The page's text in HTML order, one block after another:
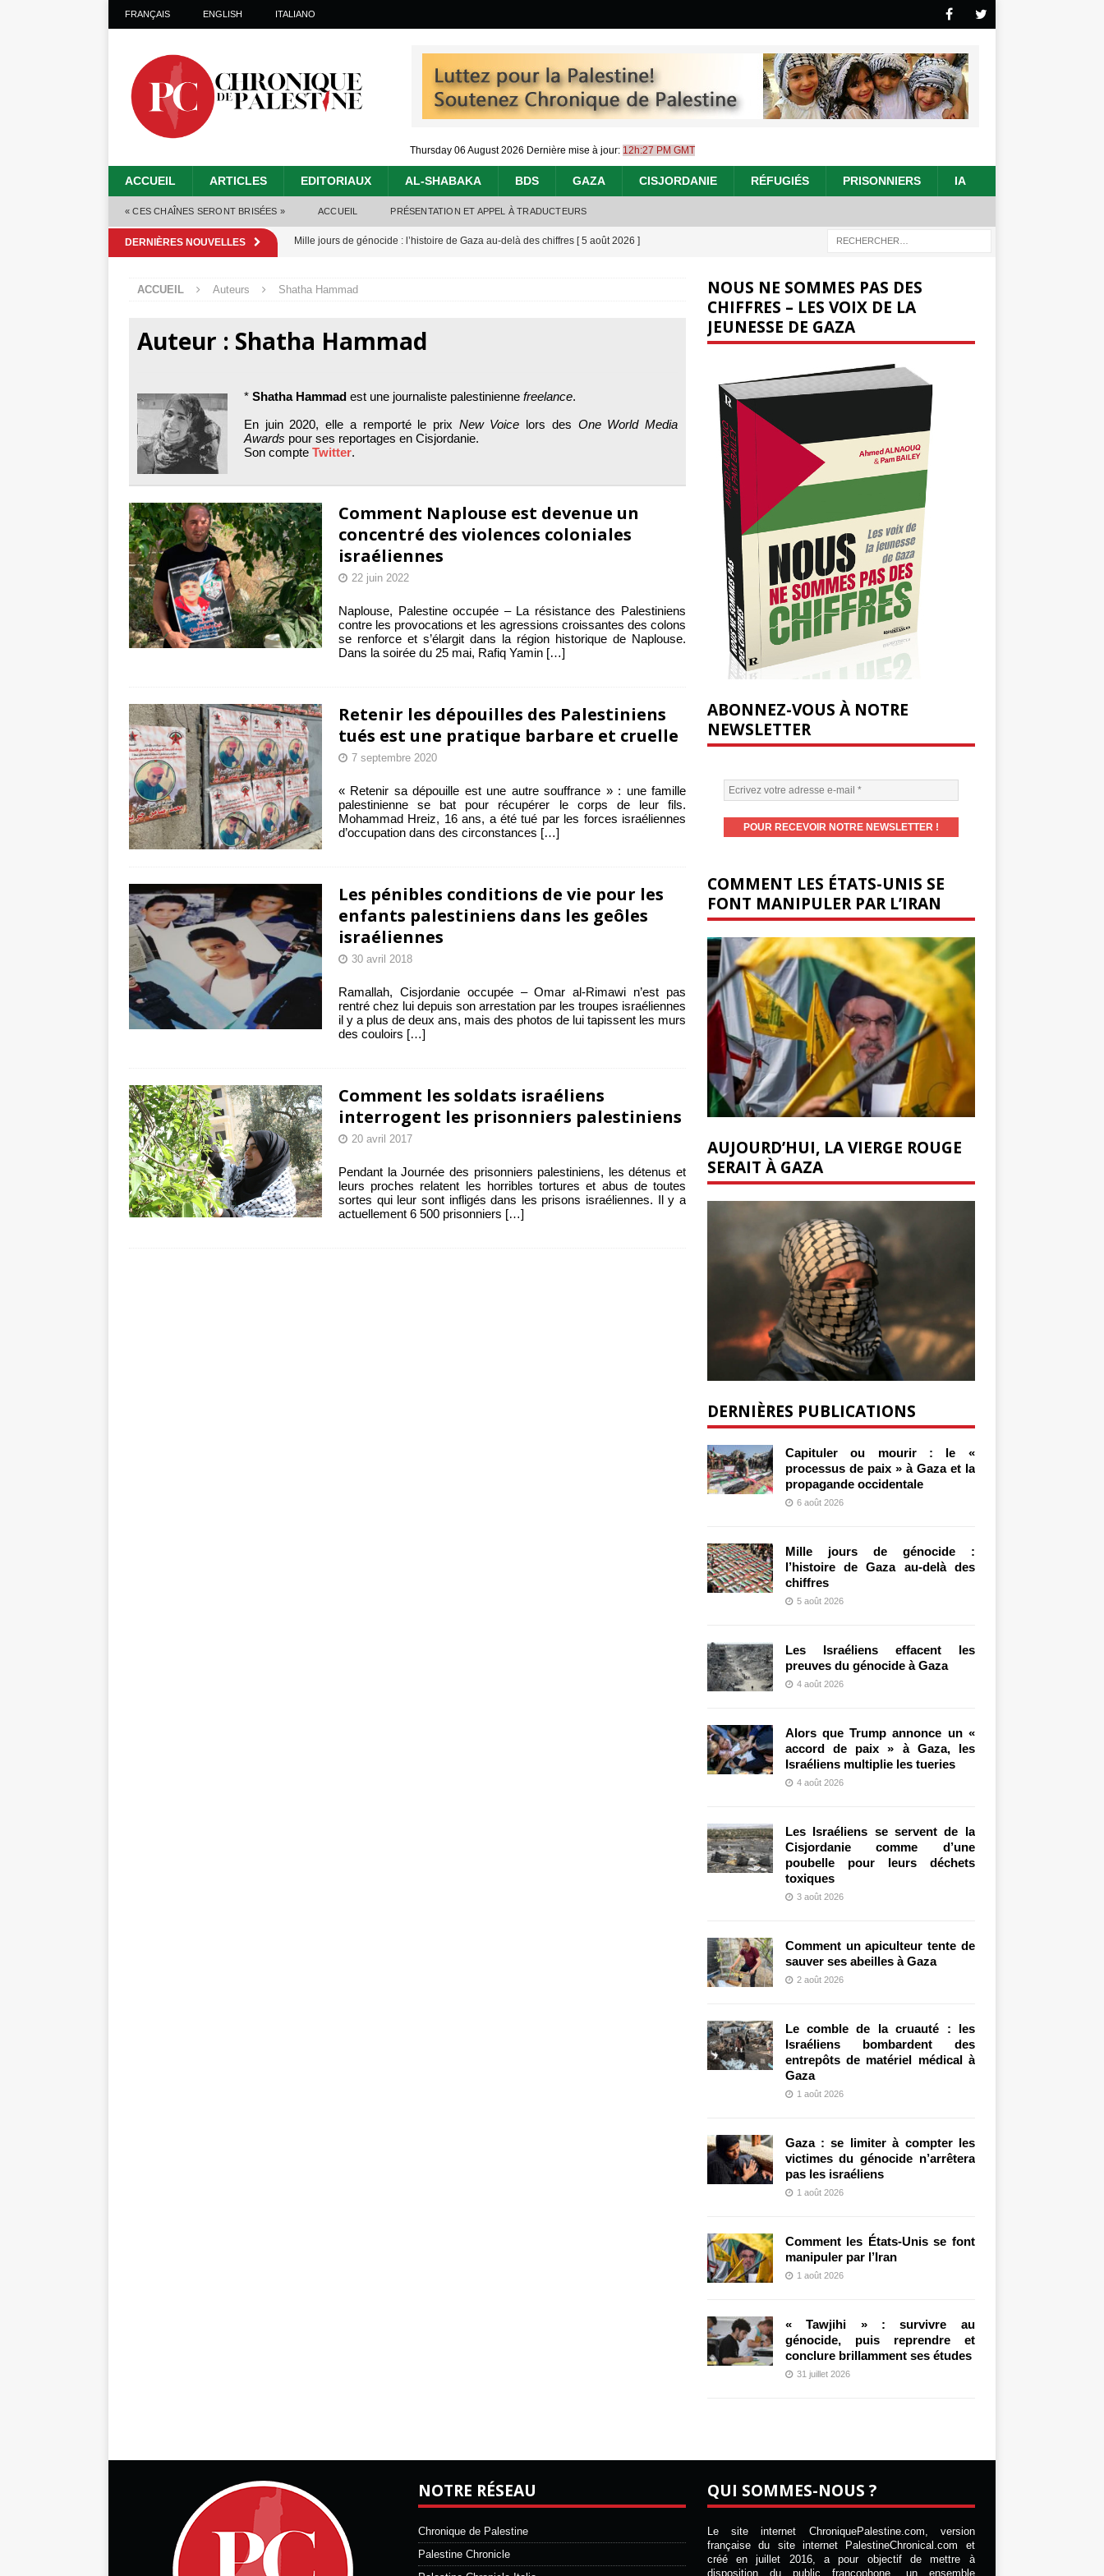
FRANÇAIS ENGLISH ITALIANO
Thursday 06 August 2026 Dernière mise à jour: 12h:27 PM GMT
ACCUEIL ARTICLES EDITORIAUX AL-SHABAKA BDS GAZA CISJORDANIE RÉFUGIÉS PRISONNIERS IA
« CES CHAÎNES SERONT BRISÉES » ACCUEIL PRÉSENTATION ET APPEL À TRADUCTEURS
DERNIÈRES NOUVELLES Mille jours de génocide : l’histoire de Gaza au-delà des chiffres [ 5 août 2026 ]
Alors que Trump annonce un « accord de paix » à Gaza, les Israéliens multiplie les
Les Israéliens se servent de la Cisjordanie comme d’une poubelle pour leurs déchets
6 août 2026 ]
ACCUEIL Auteurs Shatha Hammad
Auteur : Shatha Hammad
* Shatha Hammad est une journaliste palestinienne freelance.
En juin 2020, elle a remporté le prix New Voice lors des One World Media
Awards pour ses reportages en Cisjordanie.
Son compte Twitter.
Comment Naplouse est devenue un
concentré des violences coloniales
israéliennes
22 juin 2022
Naplouse, Palestine occupée – La résistance des Palestiniens
contre les provocations et les agressions croissantes des colons
se renforce et s’élargit dans la région historique de Naplouse.
Dans la soirée du 25 mai, Rafiq Yamin […]
Retenir les dépouilles des Palestiniens
tués est une pratique barbare et cruelle
7 septembre 2020
« Retenir sa dépouille est une autre souffrance » : une famille
palestinienne se bat pour récupérer le corps de leur fils.
Mohammad Hreiz, 16 ans, a été tué par les forces israéliennes
d’occupation dans des circonstances […]
Les pénibles conditions de vie pour les
enfants palestiniens dans les geôles
israéliennes
30 avril 2018
Ramallah, Cisjordanie occupée – Omar al-Rimawi n’est pas
rentré chez lui depuis son arrestation par les troupes israéliennes
il y a plus de deux ans, mais des photos de lui tapissent les murs
des couloirs […]
Comment les soldats israéliens
interrogent les prisonniers palestiniens
20 avril 2017
Pendant la Journée des prisonniers palestiniens, les détenus et
leurs proches relatent les horribles tortures et abus de toutes
sortes qui leur sont infligés dans les prisons israéliennes. Il y a
actuellement 6 500 prisonniers […]
NOUS NE SOMMES PAS DES
CHIFFRES – LES VOIX DE LA
JEUNESSE DE GAZA
ABONNEZ-VOUS À NOTRE
NEWSLETTER
COMMENT LES ÉTATS-UNIS SE
FONT MANIPULER PAR L’IRAN
AUJOURD’HUI, LA VIERGE ROUGE
SERAIT À GAZA
DERNIÈRES PUBLICATIONS
Capituler ou mourir : le «
processus de paix » à Gaza et la
propagande occidentale
6 août 2026
Mille jours de génocide :
l’histoire de Gaza au-delà des
chiffres
5 août 2026
Les Israéliens effacent les
preuves du génocide à Gaza
4 août 2026
Alors que Trump annonce un «
accord de paix » à Gaza, les
Israéliens multiplie les tueries
4 août 2026
Les Israéliens se servent de la
Cisjordanie comme d’une
poubelle pour leurs déchets
toxiques
3 août 2026
Comment un apiculteur tente de
sauver ses abeilles à Gaza
2 août 2026
Le comble de la cruauté : les
Israéliens bombardent des
entrepôts de matériel médical à
Gaza
1 août 2026
Gaza : se limiter à compter les
victimes du génocide n’arrêtera
pas les israéliens
1 août 2026
Comment les États-Unis se font
manipuler par l’Iran
1 août 2026
« Tawjihi » : survivre au
génocide, puis reprendre et
conclure brillamment ses études
31 juillet 2026
NOTRE RÉSEAU
Chronique de Palestine
Palestine Chronicle
QUI SOMMES-NOUS ?
Le site internet ChroniquePalestine.com, version
française du site internet PalestineChronical.com et
créé en juillet 2016, a pour objectif de mettre à
disposition du public francophone, un ensemble